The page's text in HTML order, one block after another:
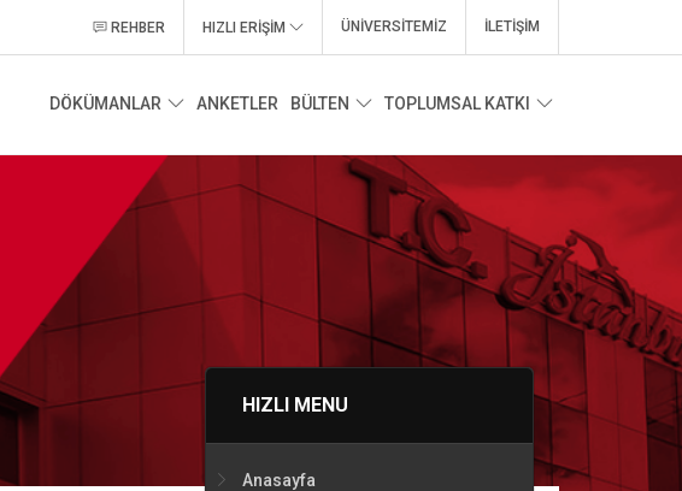
REHBER HIZLI ERİŞİM ÜNİVERSİTEMİZ İLETİŞİM
DÖKÜMANLAR ANKETLER BÜLTEN TOPLUMSAL KATKI
HIZLI MENU
Anasayfa